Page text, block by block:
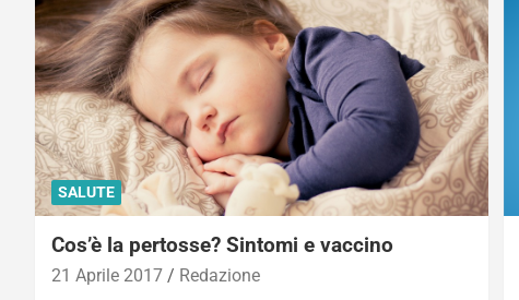
SALUTE
Cos’è la pertosse? Sintomi e vaccino
21 Aprile 2017
Redazione